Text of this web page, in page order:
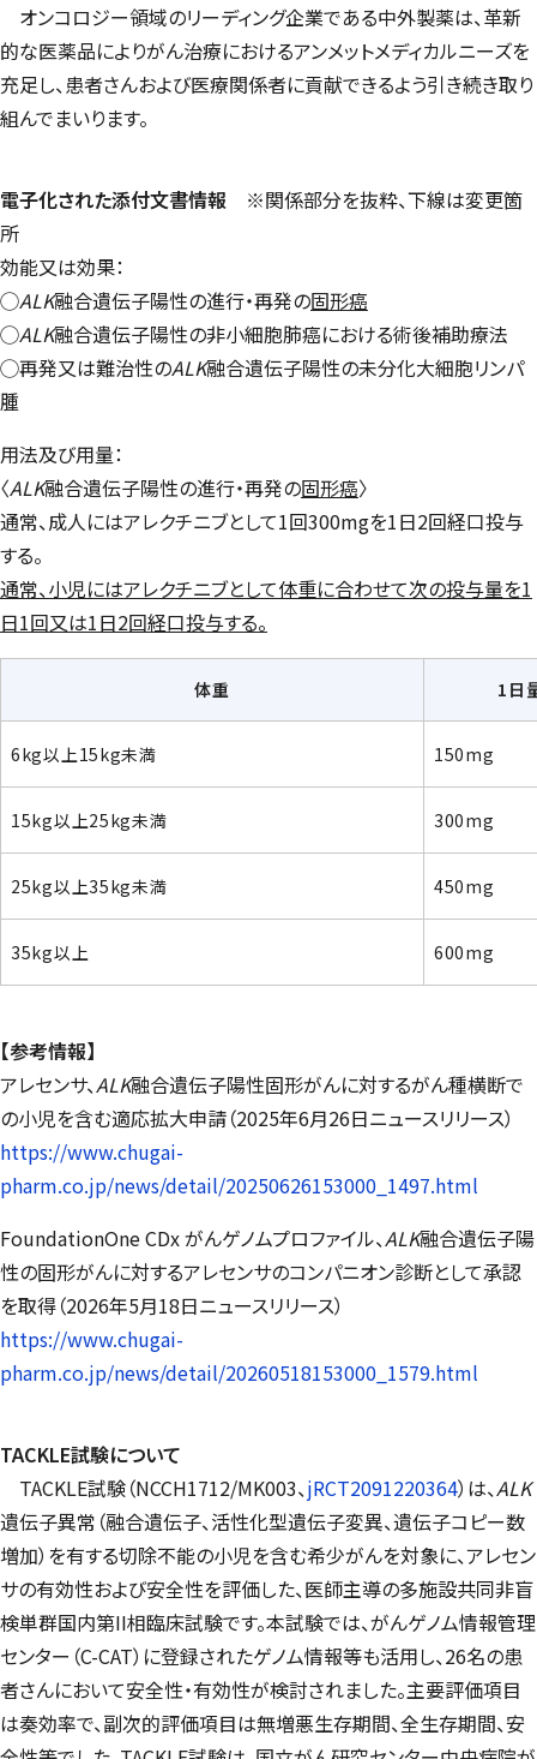
オンコロジー領域のリーディング企業である中外製薬は、革新
的な医薬品によりがん治療におけるアンメットメディカルニーズを
充足し、患者さんおよび医療関係者に貢献できるよう引き続き取り
組んでまいります。
電子化された添付文書情報 ※関係部分を抜粋、下線は変更箇
所
効能又は効果：
◯ALK融合遺伝子陽性の進行・再発の固形癌
◯ALK融合遺伝子陽性の非小細胞肺癌における術後補助療法
◯再発又は難治性のALK融合遺伝子陽性の未分化大細胞リンパ
腫
用法及び用量：
〈ALK融合遺伝子陽性の進行・再発の固形癌〉
通常、成人にはアレクチニブとして1回300mgを1日2回経口投与
する。
通常、小児にはアレクチニブとして体重に合わせて次の投与量を1
日1回又は1日2回経口投与する。
体重 1日
6kg以上15kg未満 150mg
15kg以上25kg未満 300mg
25kg以上35kg未満 450mg
35kg以上 600mg
【参考情報】
アレセンサ、ALK融合遺伝子陽性固形がんに対するがん種横断で
の小児を含む適応拡大申請（2025年6月26日ニュースリリース）
https://www.chugai-
pharm.co.jp/news/detail/20250626153000_1497.html
FoundationOne CDxがんゲノムプロファイル、ALK融合遺伝子陽
性の固形がんに対するアレセンサのコンパニオン診断として承認
を取得（2026年5月18日ニュースリリース）
https://www.chugai-
pharm.co.jp/news/detail/20260518153000_1579.html
TACKLE試験について
TACKLE試験（NCCH1712/MK003、jRCT2091220364）は、ALK
遺伝子異常（融合遺伝子、活性化型遺伝子変異、遺伝子コピー数
増加）を有する切除不能の小児を含む希少がんを対象に、アレセン
サの有効性および安全性を評価した、医師主導の多施設共同非盲
検単群国内第II相臨床試験です。本試験では、がんゲノム情報管理
センター（C-CAT）に登録されたゲノム情報等も活用し、26名の患
者さんにおいて安全性・有効性が検討されました。主要評価項目
は奏効率で、副次的評価項目は無増悪生存期間、全生存期間、安